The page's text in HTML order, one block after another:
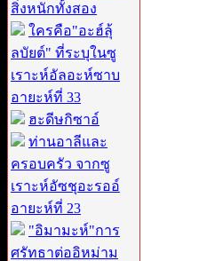
สิ่งหนักทั้งสอง
ใครคือ"อะฮ์ลุ้
ลบัยต์" ที่ระบุในซู
เราะห์อัลอะห์ซาบ
อายะห์ที่ 33
ฮะดีษกิซาอ์
ท่านอาลีและ
ครอบครัว จากซู
เราะห์อัซชุอะรออ์
อายะห์ที่ 23
"อิมามะห์"การ
ศรัทธาต่ออิหม่าม